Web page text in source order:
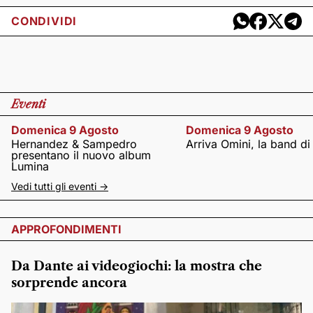
CONDIVIDI
Eventi
Domenica 9 Agosto
Hernandez & Sampedro
presentano il nuovo album
Lumina
Domenica 9 Agosto
Arriva Omini, la band
Vedi tutti gli eventi ->
APPROFONDIMENTI
Da Dante ai videogiochi: la mostra che
sorprende ancora